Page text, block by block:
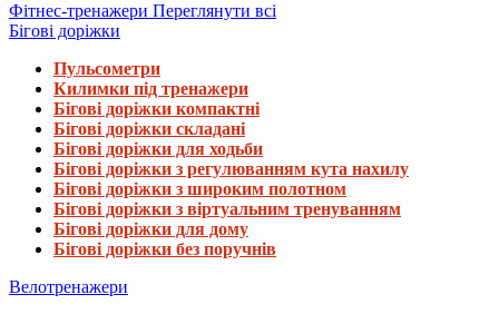
Фітнес-тренажери Переглянути всі
Бігові доріжки
Пульсометри
Килимки під тренажери
Бігові доріжки компактні
Бігові доріжки складані
Бігові доріжки для ходьби
Бігові доріжки з регулюванням кута нахилу
Бігові доріжки з широким полотном
Бігові доріжки з віртуальним тренуванням
Бігові доріжки для дому
Бігові доріжки без поручнів
Велотренажери